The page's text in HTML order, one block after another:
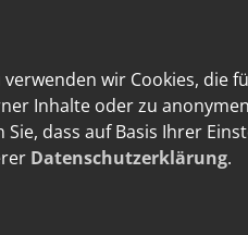
wir Cookies,
Inhalte oder zu
dass auf Basis Ihrer
Datenschutzerklärung.